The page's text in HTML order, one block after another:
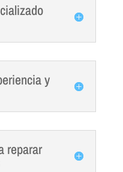
y
reparar